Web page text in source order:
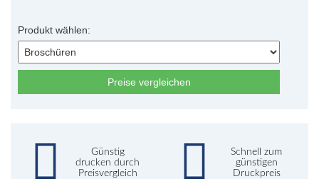
Produkt wählen:
Preise vergleichen
Günstig
drucken durch
Preisvergleich
Schnell zum
günstigen
Druckpreis